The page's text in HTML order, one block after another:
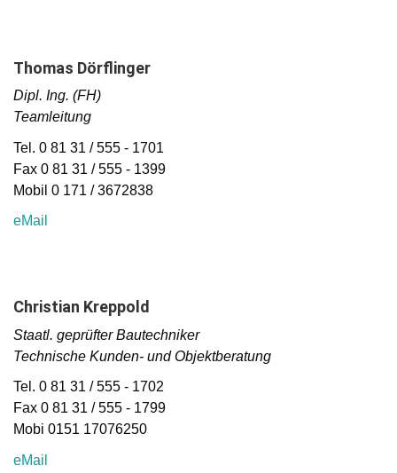
Thomas Dörflinger
Dipl. Ing. (FH)
Teamleitung
Tel. 0 81 31 / 555 - 1701
Fax 0 81 31 / 555 - 1399
Mobil 0 171 / 3672838
eMail
Christian Kreppold
Staatl. geprüfter Bautechniker
Technische Kunden- und Objektberatung
Tel. 0 81 31 / 555 - 1702
Fax 0 81 31 / 555 - 1799
Mobi 0151 17076250
eMail